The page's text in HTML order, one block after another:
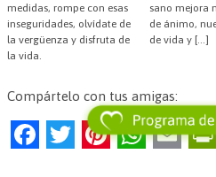
medidas, rompe con esas
inseguridades, olvídate de
la vergüenza y disfruta de
la vida.
sano mejora
de ánimo,
de vida y […]
Compártelo con tus amigas:
F
T Pi W E